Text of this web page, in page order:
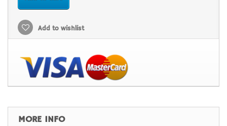
Add to wishlist
MORE INFO